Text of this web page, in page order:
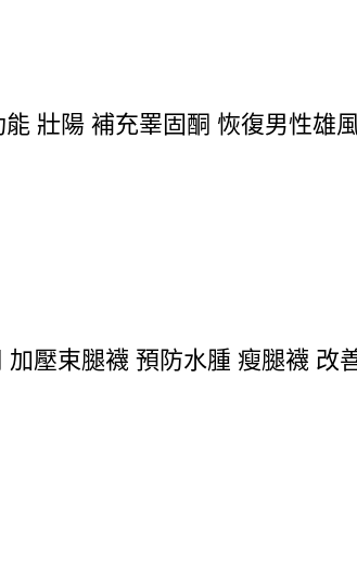
壯陽 補充睪固酮 恢復男性雄
壓束腿襪 預防水腫 瘦腿襪